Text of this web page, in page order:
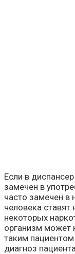
Если в
замечен в
часто замечен в
человека ставят
некоторых
организм может
таким
диагноз